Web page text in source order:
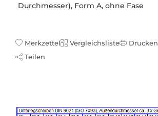
Durchmesser), Form A, ohne Fase
Merkzettel Vergleichsliste Drucken
Teilen